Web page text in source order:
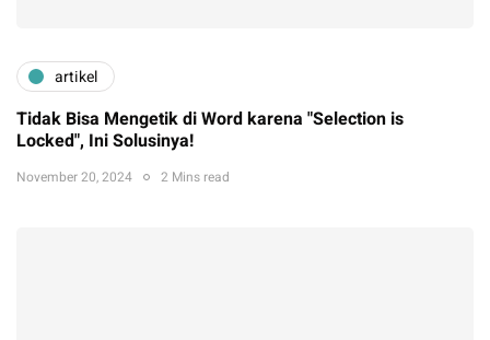
artikel
Tidak Bisa Mengetik di Word karena "Selection is
Locked", Ini Solusinya!
November 20, 2024 2 Mins read